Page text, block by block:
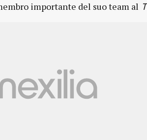
importante del suo team al